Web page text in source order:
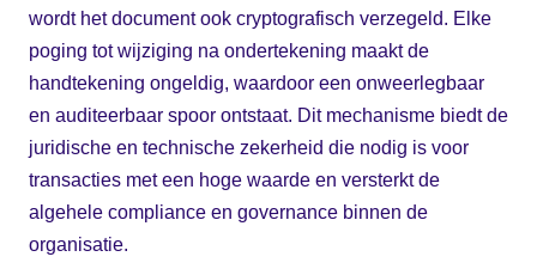
wordt het document ook cryptografisch verzegeld. Elke
poging tot wijziging na ondertekening maakt de
handtekening ongeldig, waardoor een onweerlegbaar
en auditeerbaar spoor ontstaat. Dit mechanisme biedt de
juridische en technische zekerheid die nodig is voor
transacties met een hoge waarde en versterkt de
algehele compliance en governance binnen de
organisatie.